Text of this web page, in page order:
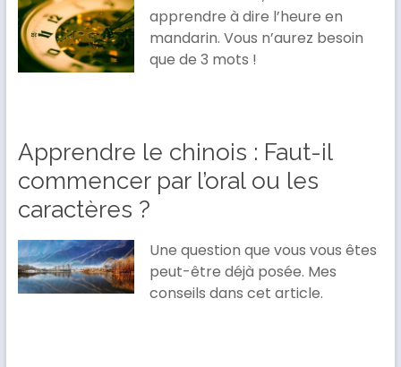
apprendre à dire l’heure en
mandarin. Vous n’aurez besoin
que de 3 mots !
Apprendre le chinois : Faut-il
commencer par l’oral ou les
caractères ?
Une question que vous vous êtes
peut-être déjà posée. Mes
conseils dans cet article.